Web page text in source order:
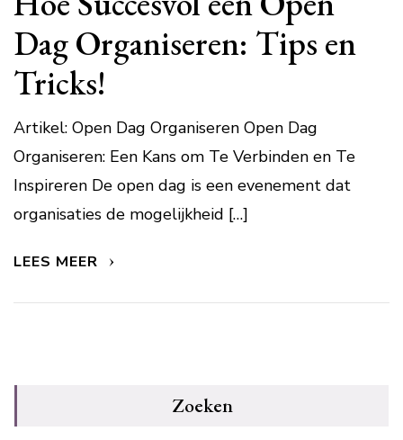
Dag Organiseren: Tips en
Tricks!
Artikel: Open Dag Organiseren Open Dag
Organiseren: Een Kans om Te Verbinden en Te
Inspireren De open dag is een evenement dat
organisaties de mogelijkheid […]
LEES MEER
Zoeken